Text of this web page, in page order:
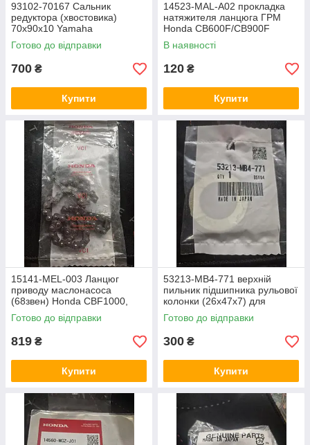
93102-70167 Сальник
редуктора (хвостовика)
70x90x10 Yamaha
FJR1300,V-Max 1200, Virago
1100/750,BT1100 Bulldog,
XJ650 / XJ900
Готово до відправки
700 ₴
Купити
14523-MAL-A02 прокладка
натяжителя ланцюга ГРМ
Honda CB600F/CB900F
Hornet, CBR600RR, Honda
CBR-900RR,CBR-1100RR,
XL-1000V Varadero
В наявності
120 ₴
Купити
15141-MEL-003 Ланцюг
приводу маслонасоса
(68звен) Honda CBF1000,
Honda CB1000, Honda
CBR1000
Готово до відправки
819 ₴
Купити
53213-MB4-771 верхній
пильник підшипника рульової
колонки (26x47x7) для
быльшості мотоциклів Honda
Готово до відправки
300 ₴
Купити